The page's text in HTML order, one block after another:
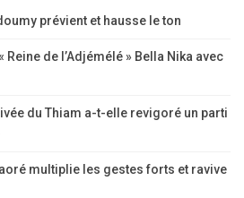
prévient et hausse le ton
de l’Adjémélé » Bella Nika avec
du Thiam a-t-elle revigoré un parti
multiplie les gestes forts et ravive